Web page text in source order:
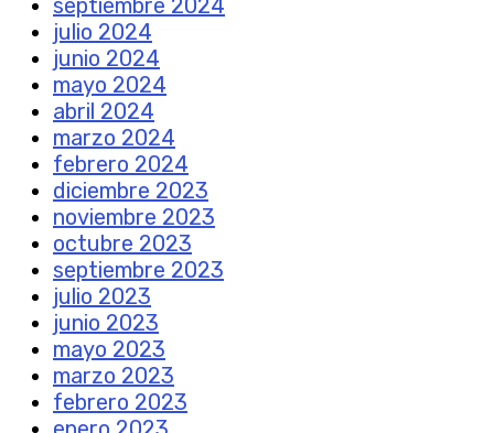
julio 2024
junio 2024
mayo 2024
abril 2024
marzo 2024
febrero 2024
diciembre 2023
noviembre 2023
octubre 2023
septiembre 2023
julio 2023
junio 2023
mayo 2023
marzo 2023
febrero 2023